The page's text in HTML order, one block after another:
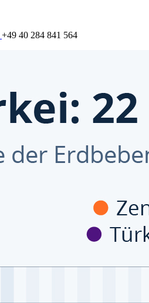
+49 40 284 841 564